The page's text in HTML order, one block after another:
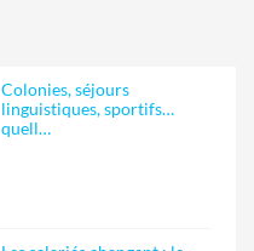
Colonies, séjours
linguistiques, sportifs…
quell…